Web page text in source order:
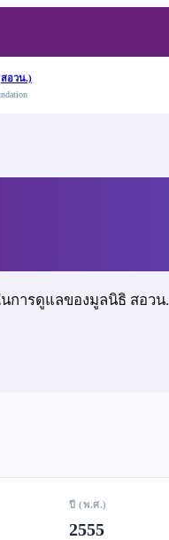
อวน.)
การดูแลของมูลนิธิ สอวน.
ปี (พ.ศ.)
2555